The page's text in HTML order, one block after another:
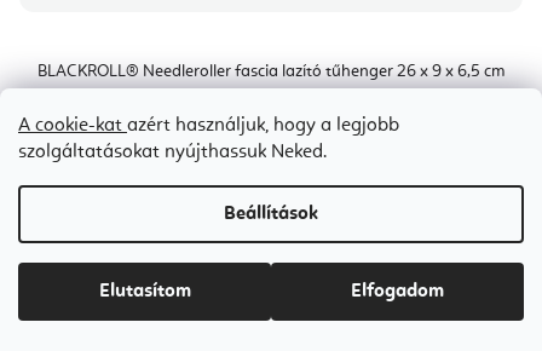
A cookie-kat azért használjuk, hogy a legjobb
szolgáltatásokat nyújthassuk Neked.
Beállítások
Elutasítom Elfogadom
BLACKROLL® Needleroller fascia lazító tűhenger 26 x 9 x 6,5 cm
Raktáron(1 db)
Ft14 600
Ft21 090 (–30 %)